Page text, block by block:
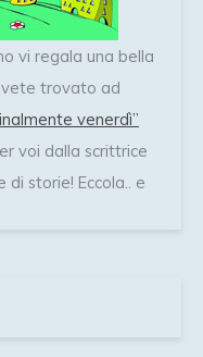
vi regala una bella
trovato ad
venerdì”
voi dalla scrittrice
di storie! Eccola.. e